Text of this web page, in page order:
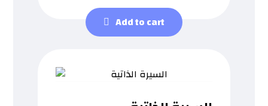
5
out of 5
Add to cart